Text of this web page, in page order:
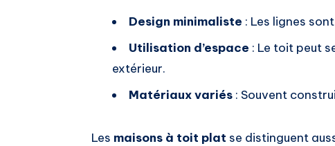
Design minimaliste : Les lignes
Utilisation d’espace : Le toit peut
extérieur.
Matériaux variés : Souvent
Les maisons à toit plat se distinguent